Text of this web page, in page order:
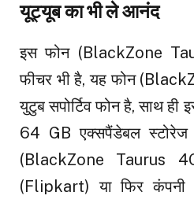
यूट्यूब का भी ले आनंद
इस फोन (BlackZone
फीचर भी है, यह फोन
युटुब सपोर्टिव फोन है, साथ
64 GB एक्सपैंडेबल
(BlackZone Taurus
(Flipkart) या फिर कंपनी